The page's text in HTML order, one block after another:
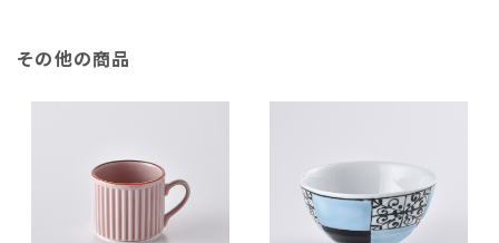
その他の商品